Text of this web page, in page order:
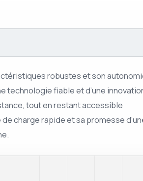
robustes et son
technologie fiable et d’une
tout en restant accessible
charge rapide et sa promesse